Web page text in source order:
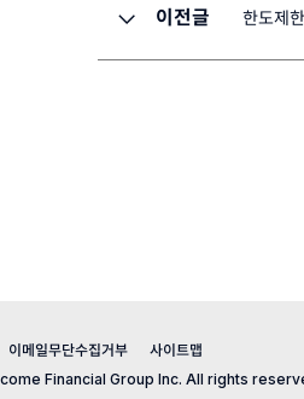
이전글 한도제
이메일무단수집거부
사이트맵
Financial Group Inc. All rights